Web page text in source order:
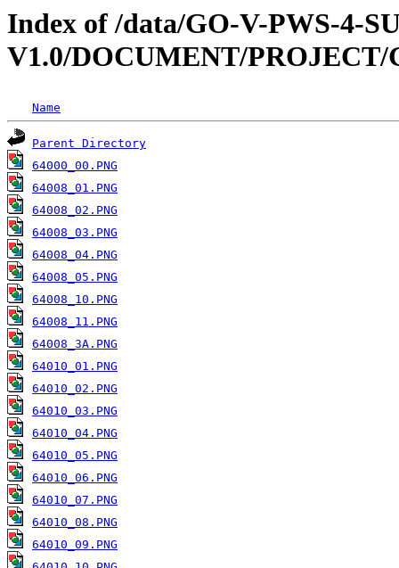
Index of /data/GO-V-PWS-4-
V1.0/DOCUMENT/PROJECT/
Name
Parent Directory
64000_00.PNG
64008_01.PNG
64008_02.PNG
64008_03.PNG
64008_04.PNG
64008_05.PNG
64008_10.PNG
64008_11.PNG
64008_3A.PNG
64010_01.PNG
64010_02.PNG
64010_03.PNG
64010_04.PNG
64010_05.PNG
64010_06.PNG
64010_07.PNG
64010_08.PNG
64010_09.PNG